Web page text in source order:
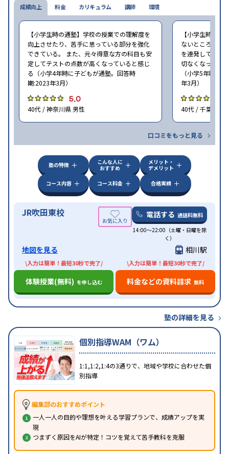
成績向上
【小学生時の通塾】学校の授業での理解度を
向上させたり、苦手に思っている部分を強化
できている。 また、元々得意な方の科目も安
定してテストの点数が高くなっていると感じ
る（小学4年時に子どもが通塾。回答時
期:2023年3月）
5.0
40代 / 神奈川県 男性
【小学生時の通
ないところがあ
を連発していた
切なくなった。
（小学5年時に
年3月）
40代 / 千葉県 女
口コミをもっと見る
料金 カリキュラム 講師 環境
塾の特徴
こんな人に
おすすめ
メリット・
デメリット
コース内容
コース料金 合格実績
JR吹田東校 電話する 通話料無料
14:00〜22:00（土曜・日曜を除
く）
地図を見る 相川駅
\入力は簡単！最短30秒で完了/
体験授業(無料) を申し込む
\入力は簡単！最短30秒で完了/
料金などの資料請求 無料
塾の詳細を見る
個別指導WAM（ワム）
1:1,1:2,1:4の3通りで、地域や学校に合わせた個
別指導
編集部のおすすめポイント
一人一人の目的や理想を叶える学習プランで、成績アップを実
現
つまずく原因をAIが特定！コツを覚えて苦手教科を克服